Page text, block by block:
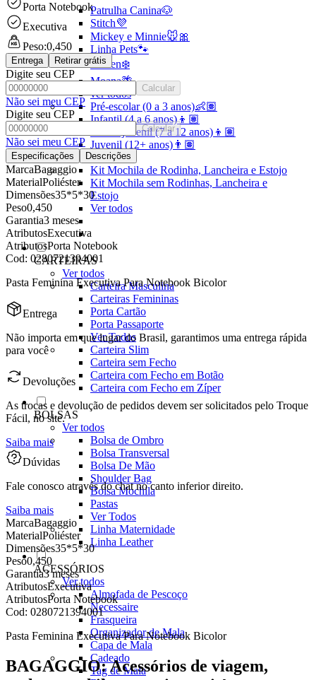
Patrulha Canina🐶
Stitch💜
Mickey e Minnie🐭🎀
Linha Pets🐾
Frozen❄️
Moana🌴
ver todos
Pré-escolar (0 a 3 anos)👶🏽
Infantil (4 a 6 anos)👦🏽
Infantojuvenil (7 a 12 anos)👦🏽
Juvenil (12+ anos)👨🏽
Ver todos
Kit Mochila de Rodinha, Lancheira e Estojo
Kit Mochila sem Rodinhas, Lancheira e
Estojo
Ver todos
CARTEIRAS
Ver todos
Carteira Masculina
Carteiras Femininas
Porta Cartão
Porta Passaporte
Ver Todos
Carteira Slim
Carteira sem Fecho
Carteira com Fecho em Botão
Carteira com Fecho em Zíper
BOLSAS
Ver todos
Bolsa de Ombro
Bolsa Transversal
Bolsa De Mão
Shoulder Bag
Bolsa Mochila
Pastas
Ver Todos
Linha Maternidade
Linha Leather
ACESSÓRIOS
Ver todos
Almofada de Pescoço
Necessaire
Frasqueira
Organizador de Mala
Capa de Mala
Cadeado
Tag de Mala
Porta Notebook
Executiva
Peso:0,450
Entrega Retirar grátis
Digite seu CEP
Calcular
Não sei meu CEP
Digite seu CEP
Calcular
Não sei meu CEP
Especificações Descrições
MarcaBagaggio
MaterialPoliéster
Dimensões35*5*30
Peso0,450
Garantia3 meses
AtributosExecutiva
AtributosPorta Notebook
Cod: 0280721394001
Pasta Feminina Executiva Para Notebook Bicolor
Entrega
Não importa em que lugar do Brasil, garantimos uma entrega rápida
para você
Devoluções
As trocas e devolução de pedidos devem ser solicitados pelo Troque
Fácil, no site.
Saiba mais
Dúvidas
Fale conosco através do chat no canto inferior direito.
Saiba mais
MarcaBagaggio
MaterialPoliéster
Dimensões35*5*30
Peso0,450
Garantia3 meses
AtributosExecutiva
AtributosPorta Notebook
Cod: 0280721394001
Pasta Feminina Executiva Para Notebook Bicolor
BAGAGGIO: Acessórios de viagem,